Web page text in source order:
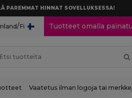
PAREMMAT HINNAT SOVELLUKSESSA!
/Fi Tuotteet omalla
Vaatetus ilman logoja tai